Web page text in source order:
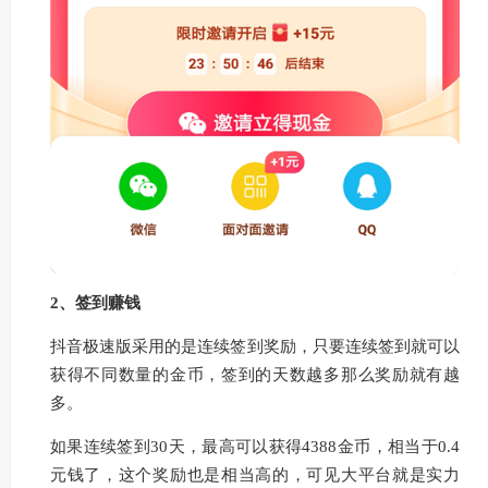
2、签到赚钱
抖音极速版采用的是连续签到奖励，只要连续签到就可以
获得不同数量的金币，签到的天数越多那么奖励就有越
多。
如果连续签到30天，最高可以获得4388金币，相当于0.4
元钱了，这个奖励也是相当高的，可见大平台就是实力